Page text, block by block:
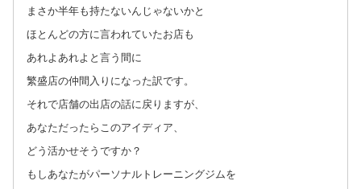
まさか半年も持たないんじゃないかと
ほとんどの方に言われていたお店も
あれよあれよと言う間に
繁盛店の仲間入りになった訳です。
それで店舗の出店の話に戻りますが、
あなただったらこのアイディア、
どう活かせそうですか？
もしあなたがパーソナルトレーニングジムを